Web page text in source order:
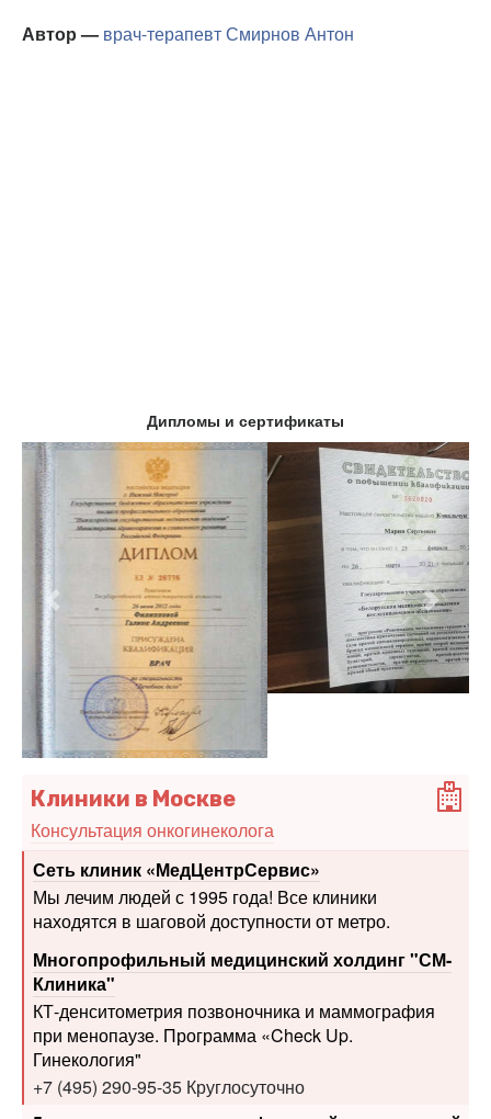
Автор — врач-терапевтСмирнов Антон
Дипломы и сертификаты
Предыдущий
Клиники в Москве
Консультация онкогинеколога
Сеть клиник «МедЦентрСервис»
Мы лечим людей с 1995 года! Все клиники
Многопрофильный медицинский холдинг "СМ-
Клиника"
КТ-денситометрия позвоночника и маммография
при менопаузе. Программа «Check Up.
Гинекология"
+7 (495) 290-95-35 Круглосуточно
Дельта клиник, многопрофильный медицинский
центр